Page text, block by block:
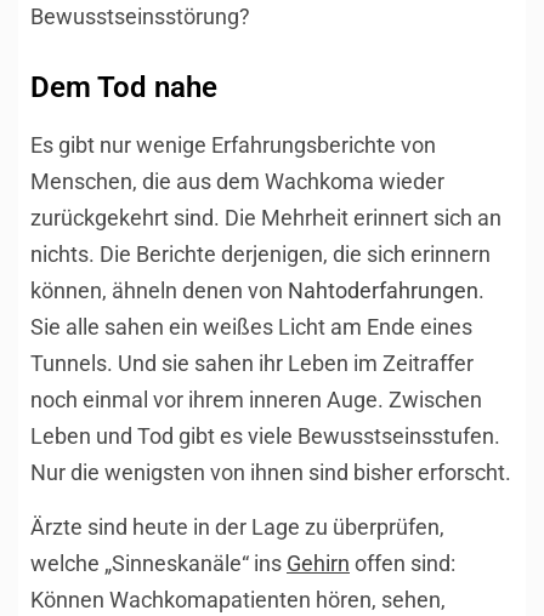
Bewusstseinsstörung?
Dem Tod nahe
Es gibt nur wenige Erfahrungsberichte von
Menschen, die aus dem Wachkoma wieder
zurückgekehrt sind. Die Mehrheit erinnert sich an
nichts. Die Berichte derjenigen, die sich erinnern
können, ähneln denen von Nahtoderfahrungen.
Sie alle sahen ein weißes Licht am Ende eines
Tunnels. Und sie sahen ihr Leben im Zeitraffer
noch einmal vor ihrem inneren Auge. Zwischen
Leben und Tod gibt es viele Bewusstseinsstufen.
Nur die wenigsten von ihnen sind bisher erforscht.
Ärzte sind heute in der Lage zu überprüfen,
welche „Sinneskanäle“ ins Gehirn offen sind:
Können Wachkomapatienten hören, sehen,